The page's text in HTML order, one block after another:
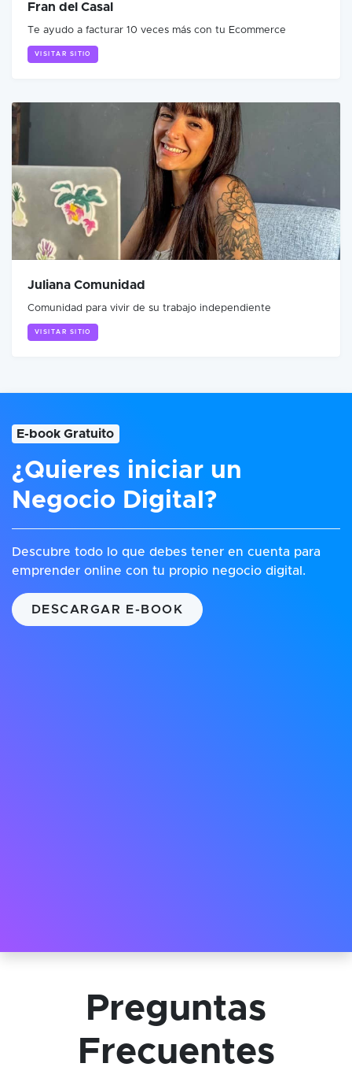
Fran del Casal
Te ayudo a facturar 10 veces más con tu Ecommerce
VISITAR SITIO
Juliana Comunidad
Comunidad para vivir de su trabajo independiente
VISITAR SITIO
E-book Gratuito
¿Quieres iniciar un
Negocio Digital?
Descubre todo lo que debes tener en cuenta para
emprender online con tu propio negocio digital.
DESCARGAR E-BOOK
Preguntas
Frecuentes